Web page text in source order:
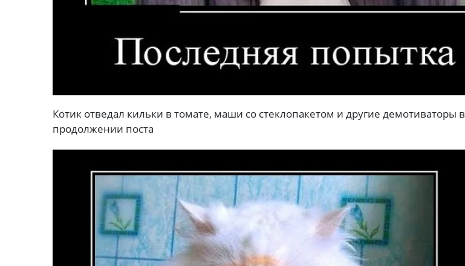
Котик отведал кильки в томате, маши со стеклопакетом и другие демотиваторы в
продолжении поста